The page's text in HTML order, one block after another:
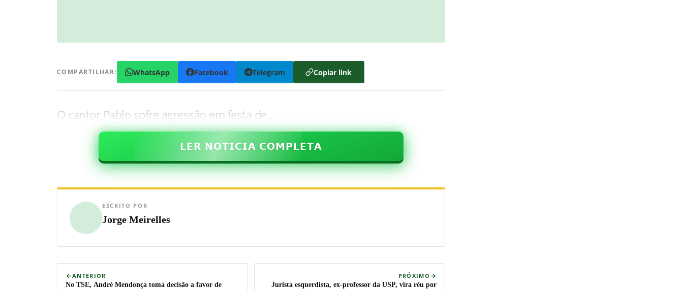
COMPARTILHAR: WhatsApp Facebook Telegram Copiar link
O cantor Pablo sofre agressão em festa de…
𝗟𝗘𝗥 𝗡𝗢𝗧𝗜𝗖𝗜𝗔 𝗖𝗢𝗠𝗣𝗟𝗘𝗧𝗔
ESCRITO POR
Jorge Meirelles
ANTERIOR
No TSE, André Mendonça toma decisão a favor de
PRÓXIMO
Jurista esquerdista, ex-professor da USP, vira réu por